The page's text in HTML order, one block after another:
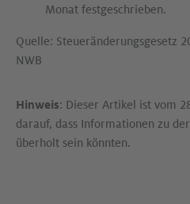
Monat festgeschrieben.
Quelle: Steueränderungsgesetz
NWB
Hinweis: Dieser Artikel ist vom
darauf, dass Informationen zu
überholt sein könnten.